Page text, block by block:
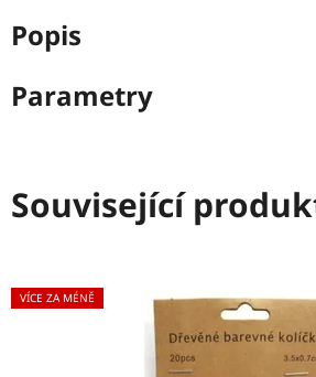
Popis
Parametry
Související
VÍCE ZA MÉNĚ